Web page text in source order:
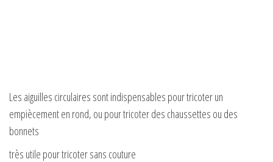
Les aiguilles circulaires sont indispensables pour tricoter un
empiècement en rond, ou pour tricoter des chaussettes ou des
bonnets
très utile pour tricoter sans couture